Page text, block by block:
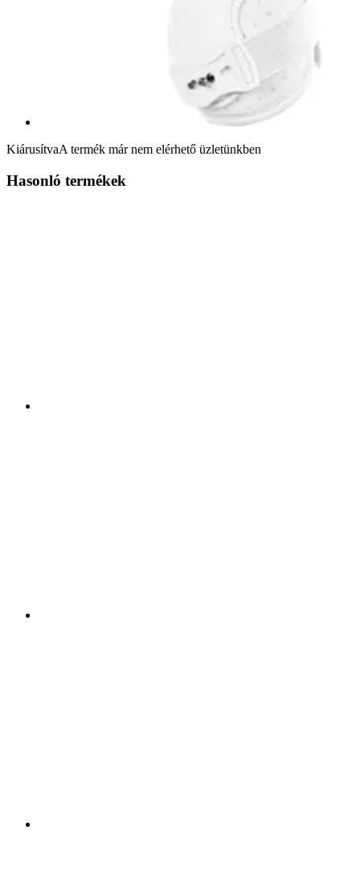
KiárusítvaA termék már nem elérhető üzletünkben
Hasonló termékek